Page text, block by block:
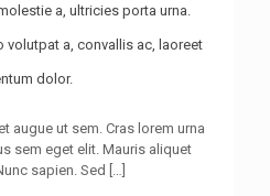
a, ultricies porta urna.
a, convallis ac, laoreet
dolor.
augue ut sem. Cras lorem urna
sem eget elit. Mauris aliquet
sapien. Sed